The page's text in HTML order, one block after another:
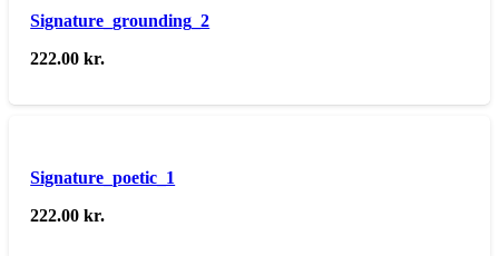
Signature_grounding_2
222.00kr.
Signature_poetic_1
222.00kr.